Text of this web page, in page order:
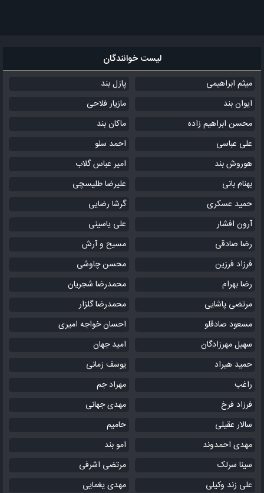
لیست خوانندگان
میثم ابراهیمی
پازل بند
ایوان بند
مازیار فلاحی
محسن ابراهیم زاده
ماکان بند
علی عباسی
احمد سلو
هوروش بند
امیر عباس گلاب
بهنام بانی
علیرضا طلیسچی
حمید عسکری
گرشا رضایی
آرون افشار
علی یاسینی
رضا صادقی
مسیح و آرش
فرزاد فرزین
محسن چاوشی
رضا بهرام
محمدرضا شجریان
مرتضی پاشایی
محمدرضا گلزار
مسعود صادقلو
احسان خواجه امیری
سهیل مهرزادگان
امید جهان
حمید هیراد
یوسف زمانی
راغب
مهراد جم
فرزاد فرخ
مهدی جهانی
سالار عقیلی
حامیم
مهدی احمدوند
امو بند
سینا سرلک
مرتضی اشرفی
علی زند وکیلی
مهدی یغمایی